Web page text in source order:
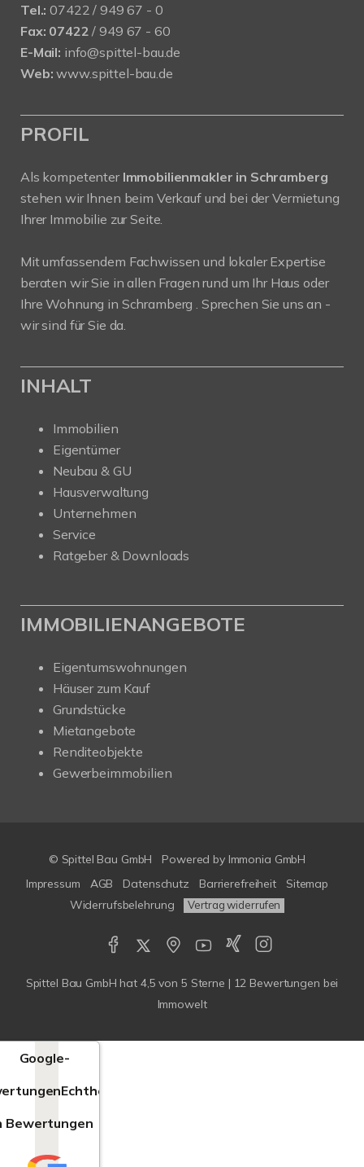
Tel.: 07422 / 949 67 - 0
Fax: 07422 / 949 67 - 60
E-Mail: info@spittel-bau.de
Web: www.spittel-bau.de
PROFIL
Als kompetenter Immobilienmakler in Schramberg
stehen wir Ihnen beim Verkauf und bei der Vermietung
Ihrer Immobilie zur Seite.
Mit umfassendem Fachwissen und lokaler Expertise
beraten wir Sie in allen Fragen rund um Ihr Haus oder
Ihre Wohnung in Schramberg . Sprechen Sie uns an -
wir sind für Sie da.
INHALT
Immobilien
Eigentümer
Neubau & GU
Hausverwaltung
Unternehmen
Service
Ratgeber & Downloads
IMMOBILIENANGEBOTE
Eigentumswohnungen
Häuser zum Kauf
Grundstücke
Mietangebote
Renditeobjekte
Gewerbeimmobilien
© Spittel Bau GmbH Powered by Immonia GmbH
Impressum
AGB Datenschutz Barrierefreiheit
Sitemap
Widerrufsbelehrung
Vertrag widerrufen
Spittel Bau GmbH hat 4,5 von 5 Sterne | 12 Bewertungen bei
Immowelt
Google-
Echtheit
Bewertungen